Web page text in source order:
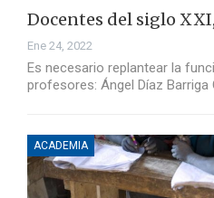
Docentes del siglo
Ene 24, 2022
Es necesario replantear la
profesores: Ángel Díaz Barriga
ACADEMIA